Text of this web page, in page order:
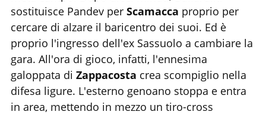
sostituisce Pandev per Scamacca proprio per
cercare di alzare il baricentro dei suoi. Ed è
proprio l'ingresso dell'ex Sassuolo a cambiare la
gara. All'ora di gioco, infatti, l'ennesima
galoppata di Zappacosta crea scompiglio nella
difesa ligure. L'esterno genoano stoppa e entra
in area, mettendo in mezzo un tiro-cross